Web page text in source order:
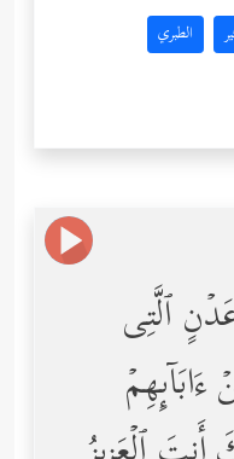
الطبري
ٱلَّتِی